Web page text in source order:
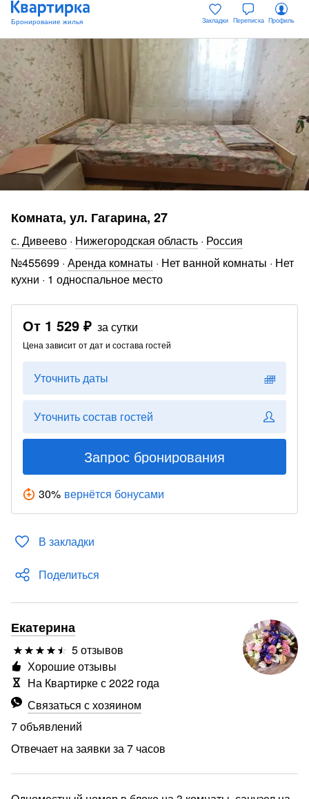
Закладки Переписка Профиль
Комната, ул. Гагарина, 27
с. Дивеево · Нижегородская область · Россия
№455699 · Аренда комнаты · Нет ванной комнаты · Нет
кухни · 1 односпальное место
От 1 529 ₽ за сутки
Цена зависит от дат и состава гостей
Уточнить даты
Уточнить состав гостей
Запрос бронирования
30% вернётся бонусами
В закладки
Поделиться
Екатерина
5 отзывов
Связаться с хозяином
7 объявлений
Отвечает на заявки за 7 часов
Хорошие отзывы
На Квартирке с 2022 года